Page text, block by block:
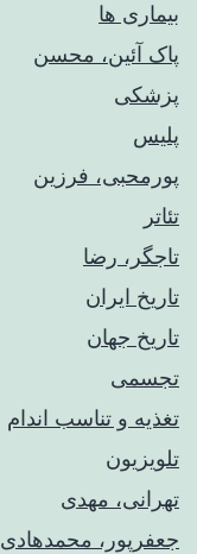
بیماری ها
پاک آئین، محسن
پزشکی
پلیس
پورمحبی، فرزین
تئاتر
تاجگر، رضا
تاریخ ایران
تاریخ جهان
تجسمی
تغذیه و تناسب اندام
تلویزیون
تهرانی، مهدی
جعفرپور، محمدهادی